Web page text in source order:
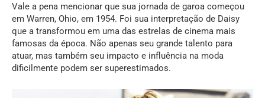
Vale a pena mencionar que sua jornada de garoa começou
em Warren, Ohio, em 1954. Foi sua interpretação de Daisy
que a transformou em uma das estrelas de cinema mais
famosas da época. Não apenas seu grande talento para
atuar, mas também seu impacto e influência na moda
dificilmente podem ser superestimados.